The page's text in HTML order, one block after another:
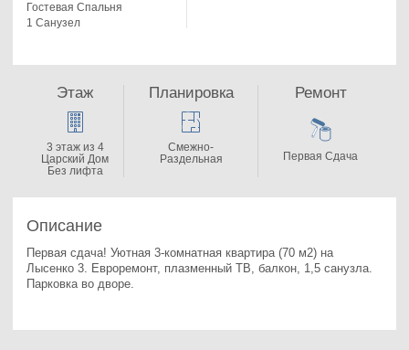
Гостевая Спальня
1 Санузел
Описание
Первая сдача! Уютная 3-комнатная квартира (70 м2) на
Лысенко 3. Евроремонт, плазменный ТВ, балкон, 1,5 санузла.
Парковка во дворе.
Этаж
3 этаж из 4
Царский Дом
Без лифта
Планировка
Смежно-
Раздельная
Ремонт
Первая Сдача